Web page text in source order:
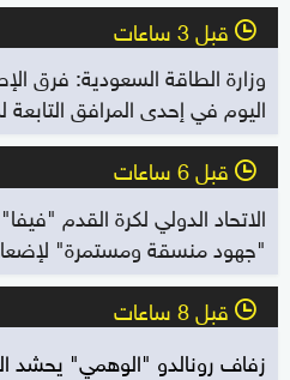
l قبل 3 ساعات
وزارة الطاقة السعودية: فرق
اليوم في إحدى المرافق التابعة
l قبل 6 ساعات
الاتحاد الدولي لكرة القدم
"جهود منسقة ومستمرة"
l قبل 8 ساعات
زفاف رونالدو "الوهمي" يحشد